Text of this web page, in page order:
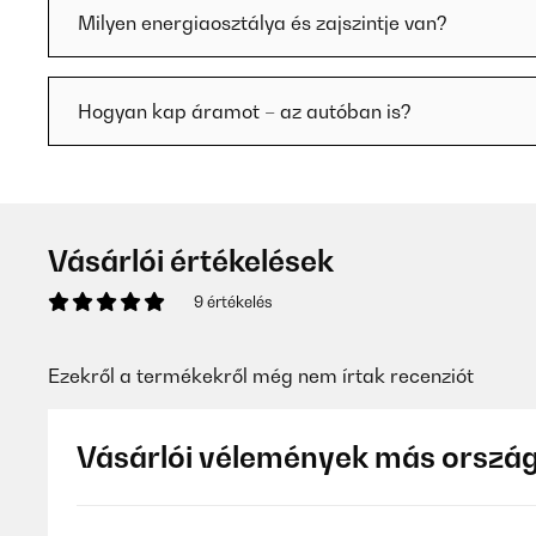
Milyen energiaosztálya és zajszintje van?
Hogyan kap áramot – az autóban is?
Vásárlói értékelések
9 értékelés
Ezekről a termékekről még nem írtak recenziót
Vásárlói vélemények más